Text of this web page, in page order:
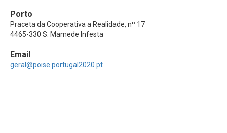
Porto
Praceta da Cooperativa a Realidade, nº 17
4465-330 S. Mamede Infesta
Email
geral@poise.portugal2020.pt